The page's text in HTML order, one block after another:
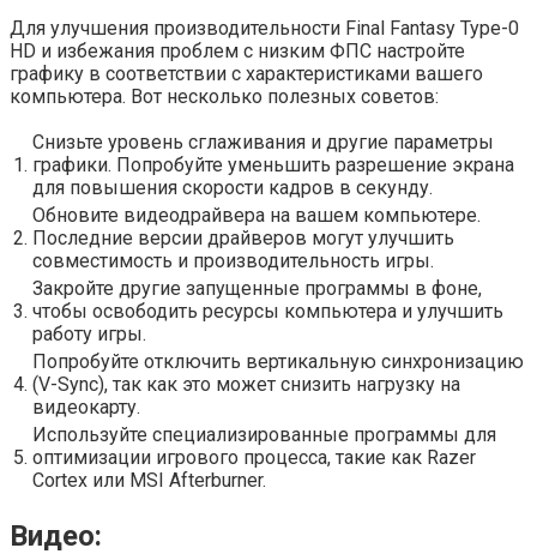
Для улучшения производительности Final Fantasy Type-0
HD и избежания проблем с низким ФПС настройте
графику в соответствии с характеристиками вашего
компьютера. Вот несколько полезных советов:
1.
Снизьте уровень сглаживания и другие параметры
графики. Попробуйте уменьшить разрешение экрана
для повышения скорости кадров в секунду.
2.
Обновите видеодрайвера на вашем компьютере.
Последние версии драйверов могут улучшить
совместимость и производительность игры.
3.
Закройте другие запущенные программы в фоне,
чтобы освободить ресурсы компьютера и улучшить
работу игры.
4.
Попробуйте отключить вертикальную синхронизацию
(V-Sync), так как это может снизить нагрузку на
видеокарту.
5.
Используйте специализированные программы для
оптимизации игрового процесса, такие как Razer
Cortex или MSI Afterburner.
Видео: